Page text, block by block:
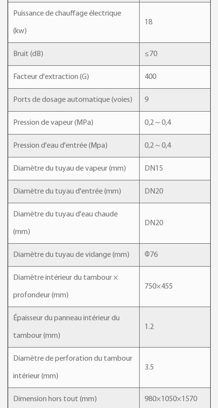
Puissance de chauffage électrique
(kw)
18
Bruit (dB) ≤70
Facteur d'extraction (G) 400
Ports de dosage automatique (voies) 9
Pression de vapeur (MPa) 0,2～0,4
Pression d'eau d'entrée (Mpa) 0,2～0,4
Diamètre du tuyau de vapeur (mm) DN15
Diamètre du tuyau d'entrée (mm) DN20
Diamètre du tuyau d'eau chaude
(mm)
DN20
Diamètre du tuyau de vidange (mm) Φ76
Diamètre intérieur du tambour ×
profondeur (mm)
750×455
Épaisseur du panneau intérieur du
tambour (mm)
1.2
Diamètre de perforation du tambour
intérieur (mm)
3.5
Dimension hors tout (mm) 980×1050×1570